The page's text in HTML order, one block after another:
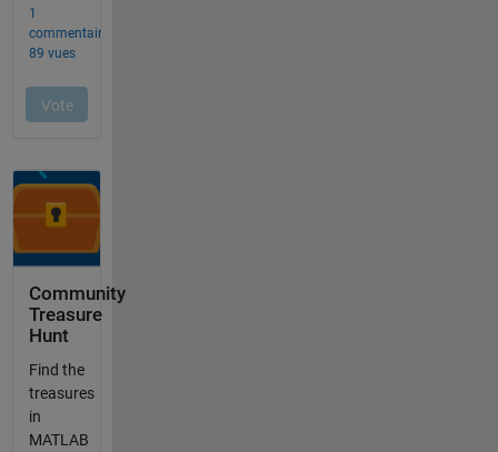
Community
Treasure
Hunt
Find the
treasures
in
MATLAB